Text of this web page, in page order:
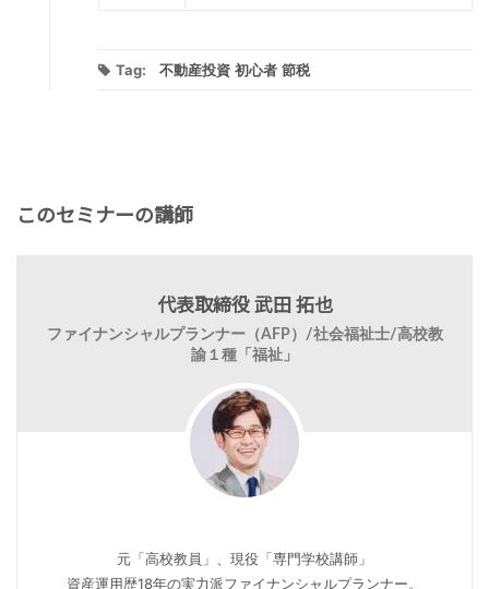
Tag: 不動産投資 初心者 節税
このセミナーの講師
代表取締役 武田 拓也
ファイナンシャルプランナー（AFP）/社会福祉士/高校教
諭１種「福祉」
元「高校教員」、現役「専門学校講師」
資産運用歴18年の実力派ファイナンシャルプランナー。